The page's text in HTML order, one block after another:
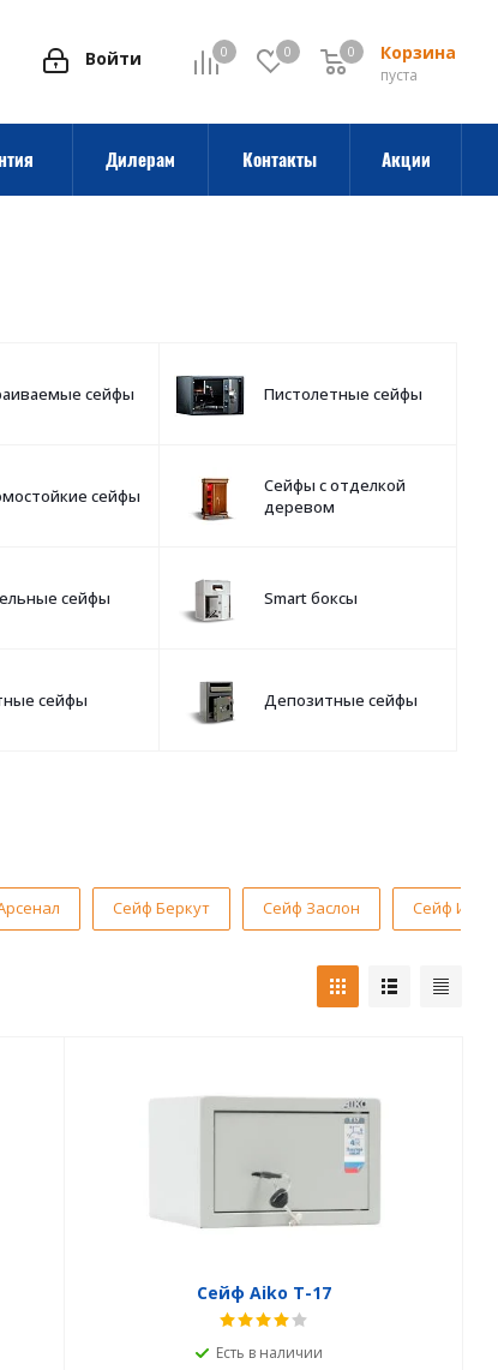
0 0 Корзина
0
пуста
0
Войти
Дилерам Контакты Акции
сейфы Пистолетные сейфы
сейфы
Сейфы с отделкой
деревом
сейфы Smart боксы
сейфы Депозитные сейфы
Сейф Беркут Сейф Заслон Сейф
Сейф Aiko T-17
Есть в наличии